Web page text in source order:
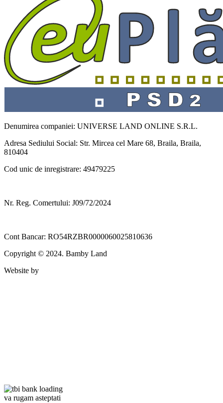
Denumirea companiei: UNIVERSE LAND ONLINE S.R.L.
Adresa Sediului Social: Str. Mircea cel Mare 68, Braila, Braila,
810404
Cod unic de inregistrare: 49479225
Nr. Reg. Comertului: J09/72/2024
Cont Bancar: RO54RZBR0000060025810636
Copyright © 2024. Bamby Land
Website by
va rugam asteptati